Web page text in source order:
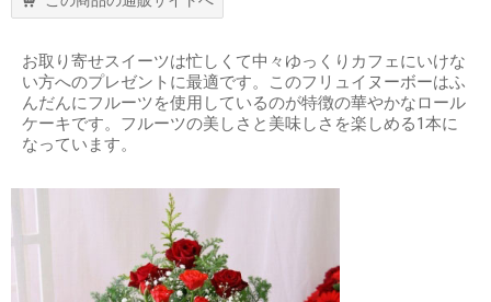
お取り寄せスイーツは忙しくて中々ゆっくりカフェにいけな
い方へのプレゼントに最適です。このフリュイヌーボーはふ
んだんにフルーツを使用しているのが特徴の華やかなロール
ケーキです。フルーツの美しさと美味しさを楽しめる1本に
なっています。